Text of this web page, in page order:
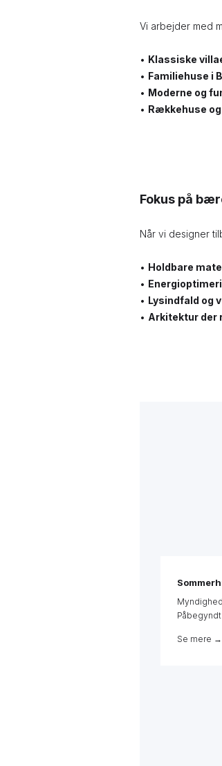
Vi arbejder med
• Klassiske
• Familiehuse i
• Moderne og
• Rækkehuse
Fokus på
Når vi designer
• Holdbare
•
• Lysindfald og
• Arkitektur der
Se mere →